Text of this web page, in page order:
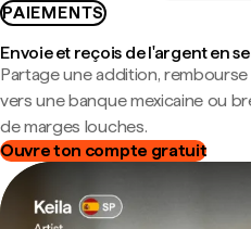
PAIEMENTS
Envoie et reçois de l'argent en
Partage une addition,
vers une banque mexicaine ou
de marges louches.
Ouvre ton compte gratuit